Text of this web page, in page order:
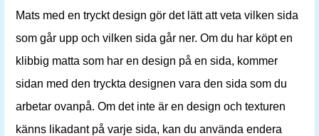
Mats med en tryckt design gör det lätt att veta vilken sida
som går upp och vilken sida går ner. Om du har köpt en
klibbig matta som har en design på en sida, kommer
sidan med den tryckta designen vara den sida som du
arbetar ovanpå. Om det inte är en design och texturen
känns likadant på varje sida, kan du använda endera